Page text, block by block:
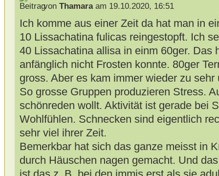
von Thamaraam 19.10.2020, 16:51
Ich komme aus einer Zeit da hat man in
10 Lissachatina fulicas reingestopft. Ich
40 Lissachatina allisa in einm 60ger. Das
anfänglich nicht Frosten konnte. 80ger
gross. Aber es kam immer wieder zu
So grosse Gruppen produzieren Stress.
schönreden wollt. Aktivität ist gerade bei
Wohlfühlen. Schnecken sind eigentlich
sehr viel ihrer Zeit.
Bemerkbar hat sich das ganze meisst in
durch Häuschen nagen gemacht. Und